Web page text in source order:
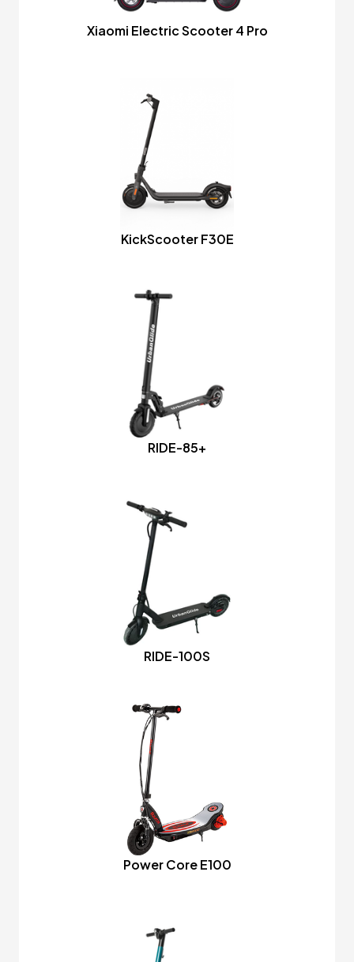
Xiaomi Electric Scooter 4 Pro
KickScooter F30E
RIDE-85+
RIDE-100S
Power Core E100